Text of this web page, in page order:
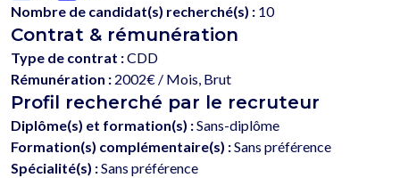
Nombre de candidat(s) recherché(s) : 10
Contrat & rémunération
Type de contrat :CDD
Rémunération : 2002€ / Mois, Brut
Profil recherché par le recruteur
Diplôme(s) et formation(s) :Sans-diplôme
Formation(s) complémentaire(s) :Sans préférence
Spécialité(s) :Sans préférence